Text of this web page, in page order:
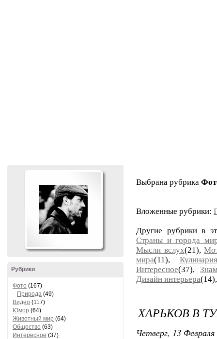
Рубрики
Фото (167)
Природа (49)
Видео (117)
Юмор (64)
Животный мир (64)
Общество (63)
Интересное (37)
Выбрана рубрика
Вложенные рубрики:
Другие рубрики в
Страны и города
Мысли вслух(21),
мира(11), Кулинария
Интересное(37),
Дизайн интерьера
ХАРЬКОВ В
Четверг, 13